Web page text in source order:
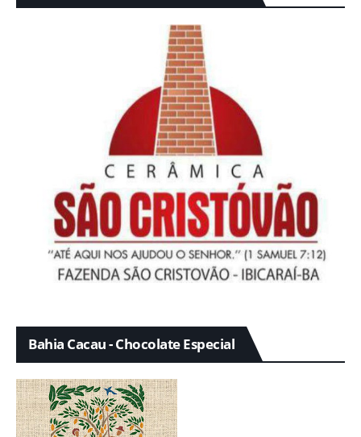
Bahia Cacau - Chocolate Especial